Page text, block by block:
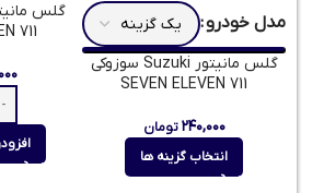
مدل خودرو
گلس مانیتور Suzuki سوزوکی
711 SEVEN ELEVEN
۲۴۰,۰۰۰ تومان
انتخاب گزینه ها
711 SEVEN ELEVEN